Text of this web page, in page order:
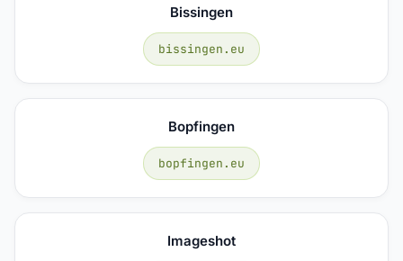
Bissingen
bissingen.eu
Bopfingen
bopfingen.eu
Imageshot